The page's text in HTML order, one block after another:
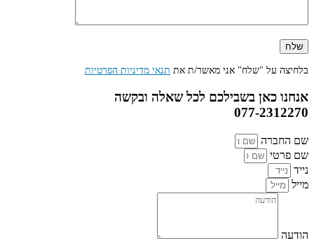
בלחיצה על "שלח" אני מאשר/ת את תנאי מדיניות הפרטיות
אנחנו כאן בשבילכם לכל שאלה ובקשה
077-2312270
שם החברה
שם פרטי
נייד
מייל
הודעה